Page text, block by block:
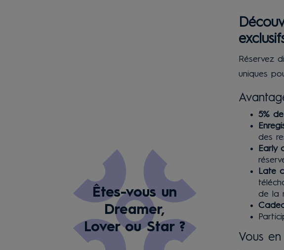
Êtes-vous un
Dreamer,
Lover ou Star ?
Réservez
uniques
5%
des
Early
Late
de la
Vous